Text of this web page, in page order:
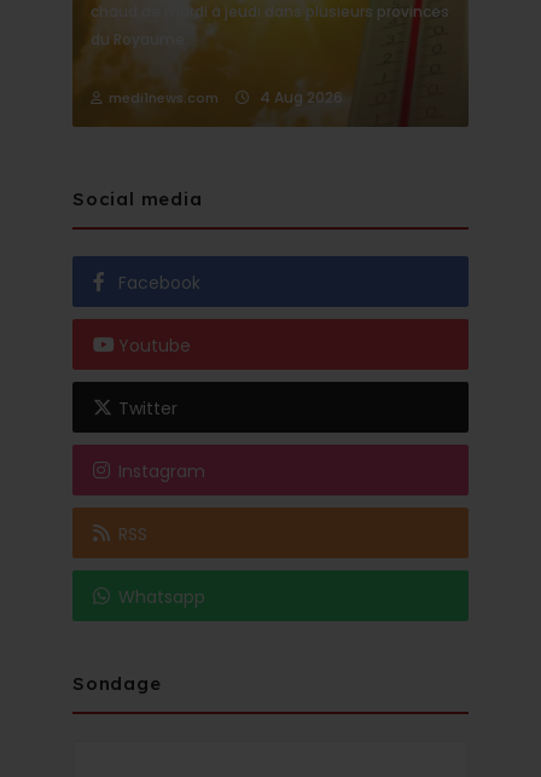
chaud de mardi à jeudi dans plusieurs provinces
du Royaume
medi1news.com 4 Aug 2026
Social media
Facebook
Youtube
Twitter
Instagram
RSS
Whatsapp
Sondage